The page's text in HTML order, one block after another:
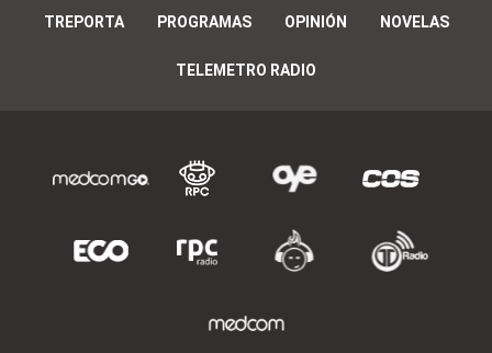
TREPORTA PROGRAMAS OPINIÓN NOVELAS
TELEMETRO RADIO